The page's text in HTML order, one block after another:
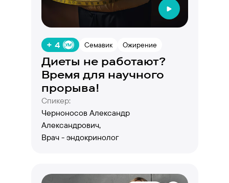
+ 4 Семавик Ожирение
Диеты не работают?
Время для научного
прорыва!
Спикер:
Черноносов Александр
Александрович,
Врач - эндокринолог